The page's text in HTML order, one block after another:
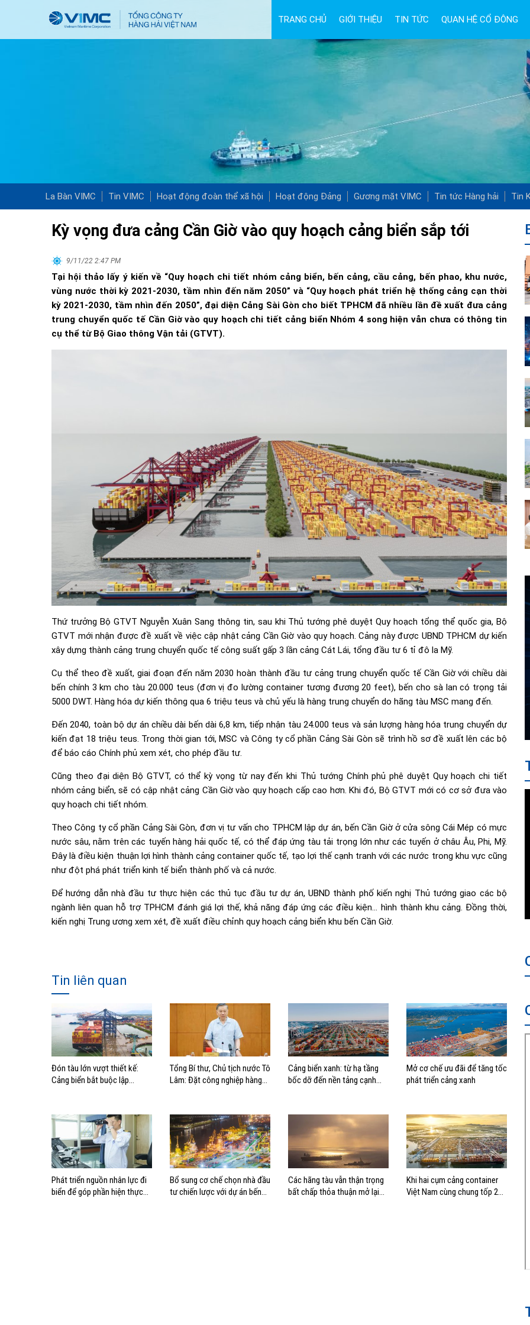
TRANG CHỦ GIỚI THIỆU TIN TỨC QUAN HỆ CỔ ĐÔNG
La Bàn VIMC Tin VIMC Hoạt động đoàn thể xã hội Hoạt động Đảng Gương mặt VIMC Tin tức Hàng hải Tin
Kỳ vọng đưa cảng Cần Giờ vào quy hoạch cảng biển sắp tới
9/11/22 2:47 PM
Tại hội thảo lấy ý kiến về “Quy hoạch chi tiết nhóm cảng biển, bến cảng, cầu cảng, bến phao, khu nước,
vùng nước thời kỳ 2021-2030, tầm nhìn đến năm 2050” và “Quy hoạch phát triển hệ thống cảng cạn thời
kỳ 2021-2030, tầm nhìn đến 2050”, đại diện Cảng Sài Gòn cho biết TPHCM đã nhiều lần đề xuất đưa cảng
trung chuyển quốc tế Cần Giờ vào quy hoạch chi tiết cảng biển Nhóm 4 song hiện vẫn chưa có thông tin
cụ thể từ Bộ Giao thông Vận tải (GTVT).
Thứ trưởng Bộ GTVT Nguyễn Xuân Sang thông tin, sau khi Thủ tướng phê duyệt Quy hoạch tổng thể quốc gia, Bộ
GTVT mới nhận được đề xuất về việc cập nhật cảng Cần Giờ vào quy hoạch. Cảng này được UBND TPHCM dự kiến
xây dựng thành cảng trung chuyển quốc tế công suất gấp 3 lần cảng Cát Lái, tổng đầu tư 6 tỉ đô la Mỹ.
Cụ thể theo đề xuất, giai đoạn đến năm 2030 hoàn thành đầu tư cảng trung chuyển quốc tế Cần Giờ với chiều dài
bến chính 3 km cho tàu 20.000 teus (đơn vị đo lường container tương đương 20 feet), bến cho sà lan có trọng tải
5000 DWT. Hàng hóa dự kiến thông qua 6 triệu teus và chủ yếu là hàng trung chuyển do hãng tàu MSC mang đến.
Đến 2040, toàn bộ dự án chiều dài bến dài 6,8 km, tiếp nhận tàu 24.000 teus và sản lượng hàng hóa trung chuyển dự
kiến đạt 18 triệu teus. Trong thời gian tới, MSC và Công ty cổ phần Cảng Sài Gòn sẽ trình hồ sơ đề xuất lên các bộ
để báo cáo Chính phủ xem xét, cho phép đầu tư.
Cũng theo đại diện Bộ GTVT, có thể kỳ vọng từ nay đến khi Thủ tướng Chính phủ phê duyệt Quy hoạch chi tiết
nhóm cảng biển, sẽ có cập nhật cảng Cần Giờ vào quy hoạch cấp cao hơn. Khi đó, Bộ GTVT mới có cơ sở đưa vào
quy hoạch chi tiết nhóm.
Theo Công ty cổ phần Cảng Sài Gòn, đơn vị tư vấn cho TPHCM lập dự án, bến Cần Giờ ở cửa sông Cái Mép có mực
nước sâu, nằm trên các tuyến hàng hải quốc tế, có thể đáp ứng tàu tải trọng lớn như các tuyến ở châu Âu, Phi, Mỹ.
Đây là điều kiện thuận lợi hình thành cảng container quốc tế, tạo lợi thế cạnh tranh với các nước trong khu vực cũng
như đột phá phát triển kinh tế biển thành phố và cả nước.
Để hướng dẫn nhà đầu tư thực hiện các thủ tục đầu tư dự án, UBND thành phố kiến nghị Thủ tướng giao các bộ
ngành liên quan hỗ trợ TPHCM đánh giá lợi thế, khả năng đáp ứng các điều kiện… hình thành khu cảng. Đồng thời,
kiến nghị Trung ương xem xét, đề xuất điều chỉnh quy hoạch cảng biển khu bến Cần Giờ.
Tin liên quan
Đón tàu lớn vượt thiết kế:
Cảng biển bắt buộc lập
Tổng Bí thư, Chủ tịch nước Tô
Lâm: Đặt công nghiệp hàng
thành quốc gia biển mạnh
Cảng biển xanh: từ hạ tầng
bốc dỡ đến nền tảng cạnh
Mở cơ chế ưu đãi để tăng tốc
phát triển cảng xanh
Phát triển nguồn nhân lực đi
biển để góp phần hiện thực
Bổ sung cơ chế chọn nhà đầu
tư chiến lược với dự án bến
Các hãng tàu vẫn thận trọng
bất chấp thỏa thuận mở lại
Khi hai cụm cảng container
Việt Nam cùng chung tốp 20